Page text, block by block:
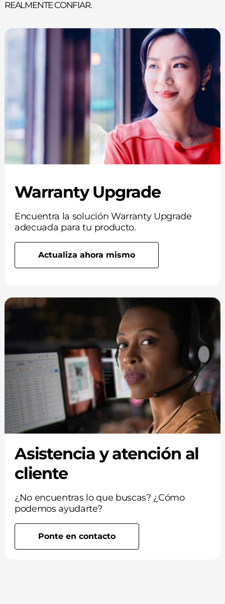
realmente confiar.
Warranty Upgrade
Encuentra la solución Warranty Upgrade
adecuada para tu producto.
Actualiza ahora mismo
Asistencia y atención al
cliente
¿No encuentras lo que buscas? ¿Cómo
podemos ayudarte?
Ponte en contacto